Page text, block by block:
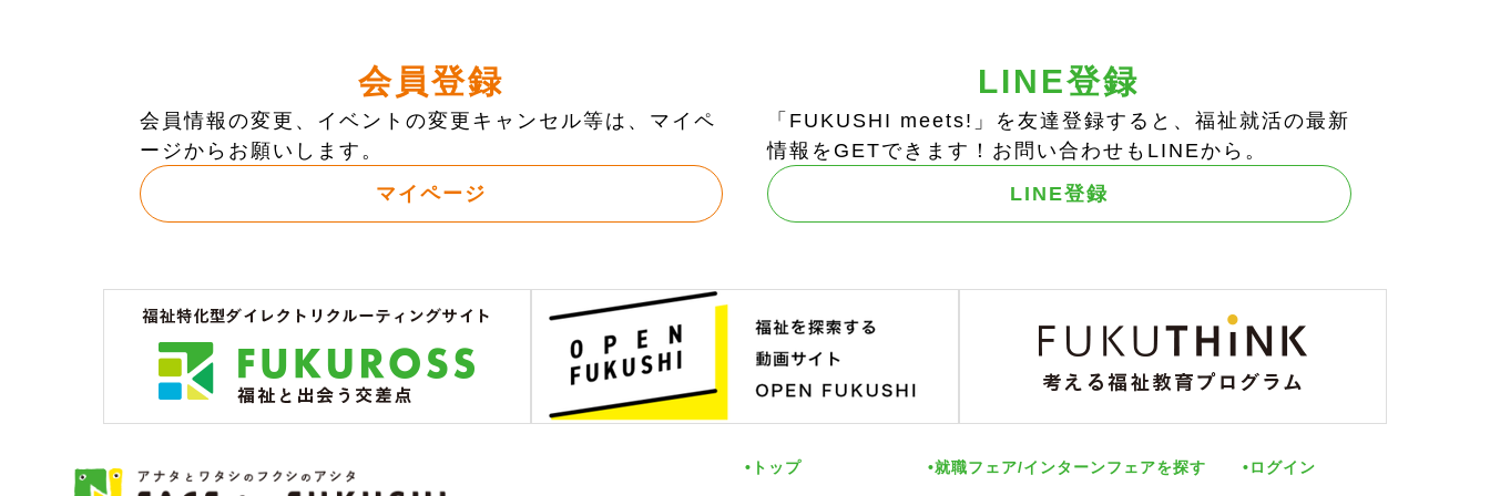
会員登録
会員情報の変更、イベントの変更キャンセル等は、マイペ
ージからお願いします。
マイページ
LINE登録
「FUKUSHI meets!」を友達登録すると、福祉就活の最新
情報をGETできます！お問い合わせもLINEから。
LINE登録
トップ 就職フェア/インターンフェアを探す ログイン